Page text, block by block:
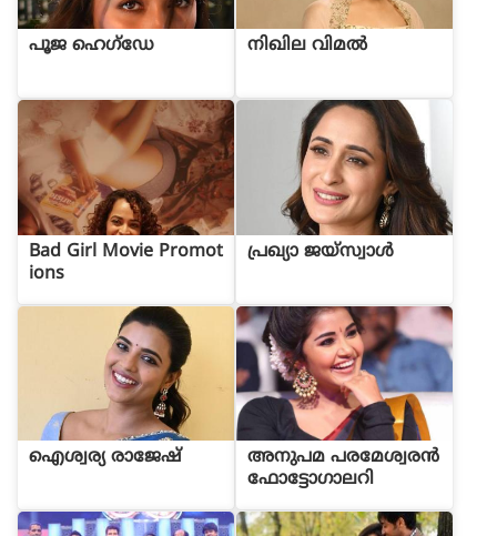
പൂജ ഹെഗ്ഡേ നിഖില വിമൽ
Bad Girl Movie Promot
ions
പ്രഖ്യാ ജയ്സ്വാൾ
ഐശ്വര്യ രാജേഷ്
അനുപമ പരമേശ്വരന്‍
ഫോട്ടോഗാലറി